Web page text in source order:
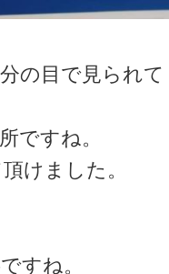
の目で見られて
ですね。
けました。
すね。